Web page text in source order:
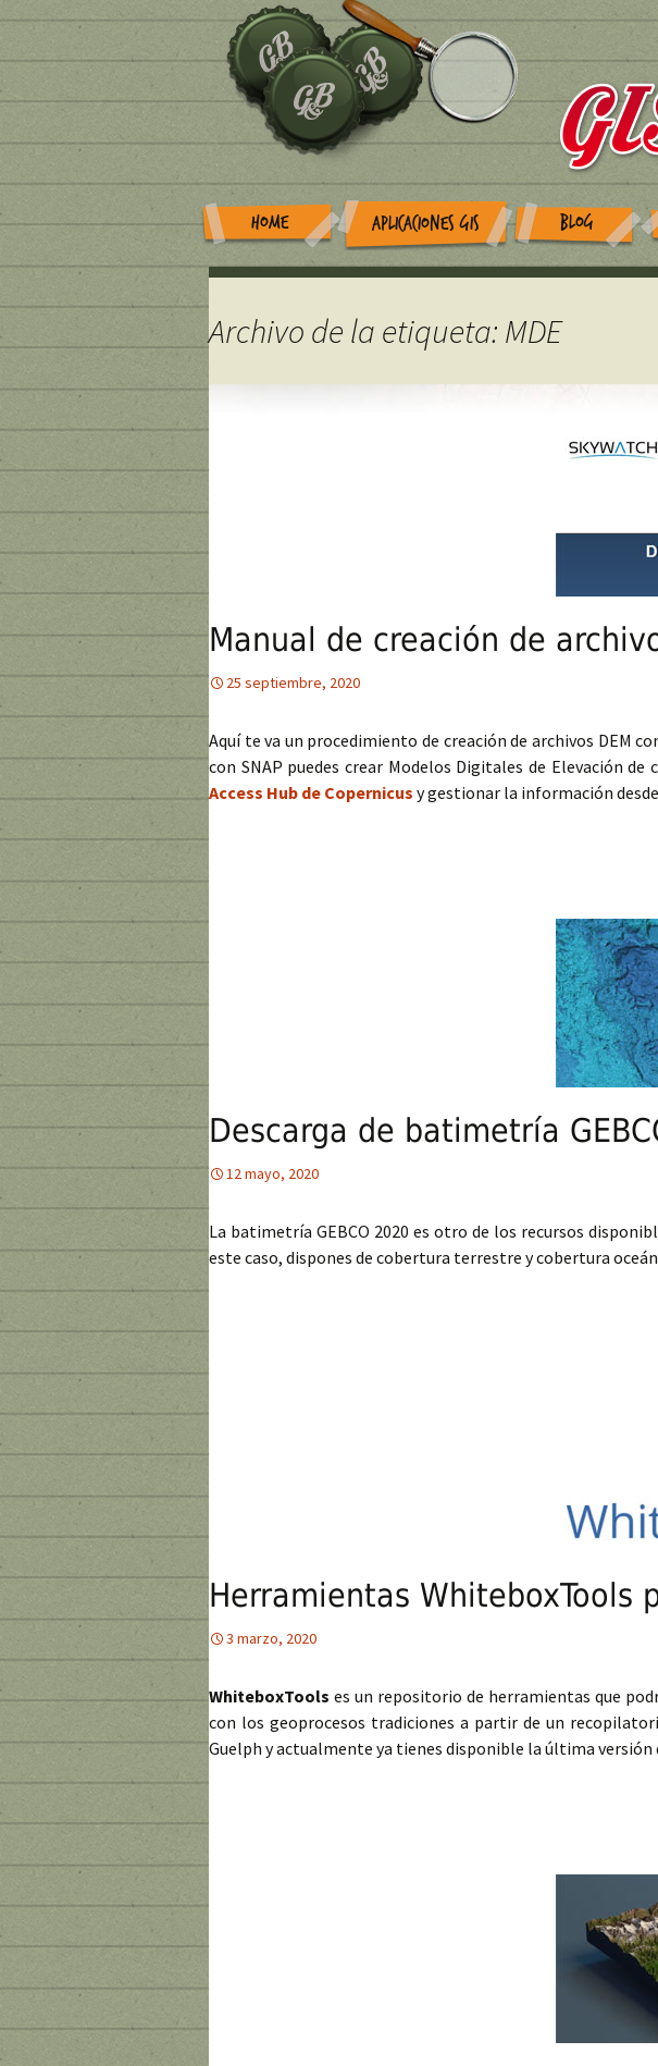
HOME APLICACIONES GIS BLOG
Archivo de la etiqueta: MDE
Manual de creación de
25 septiembre, 2020
Aquí te va un procedimiento de creación de archivos DEM
con SNAP puedes crear Modelos Digitales de Elevación
Access Hub de Copernicus y gestionar la información desde
Descarga de batimetría
12 mayo, 2020
La batimetría GEBCO 2020 es otro de los recursos
este caso, dispones de cobertura terrestre y cobertura
Herramientas WhiteboxTools
3 marzo, 2020
WhiteboxTools es un repositorio de herramientas que
con los geoprocesos tradiciones a partir de un
Guelph y actualmente ya tienes disponible la última versión